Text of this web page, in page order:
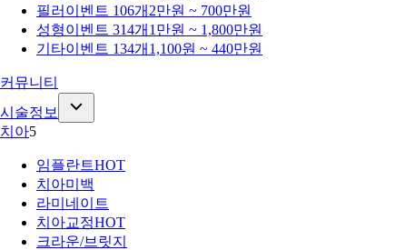
필러 이벤트 106개 2만원 ~ 700만원
성형이벤트 314개 1만원 ~ 1,800만원
기타이벤트 134개 1,100원 ~ 440만원
커뮤니티
시술정보
치아5
임플란트HOT
치아미백
라미네이트
치아교정HOT
크라운/브릿지